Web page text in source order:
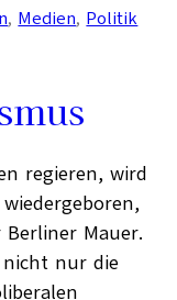
, Medien, Politik
regieren, wird
Mauer.
nicht nur die